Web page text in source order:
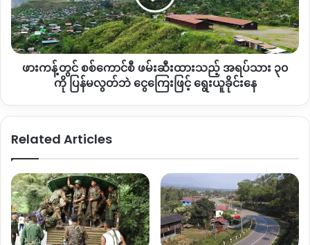
ဖမ်းဆီး
ထား
သည့်
အရပ်သား
ဘဲ
ရွေး
ယူ
ခိုင်း
နေ
ဖားကန့်တွင် စစ်ကောင်စီ ဖမ်းဆီးထားသည့် အရပ်သား ၃၀
ကို ပြန်မလွတ်ဘဲ ငွေကြေးဖြင့် ရွေးယူခိုင်းနေ
Related Articles